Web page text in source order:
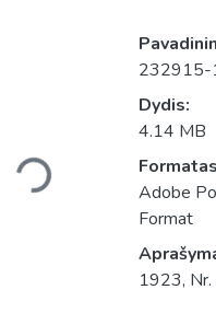
Įkeliama...
232915-
Dydis:
4.14 MB
Adobe
Format
1923,